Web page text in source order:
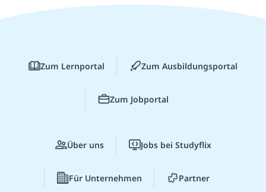
Zum Lernportal Zum Ausbildungsportal
Zum Jobportal
Über uns Jobs bei Studyflix
Für Unternehmen Partner